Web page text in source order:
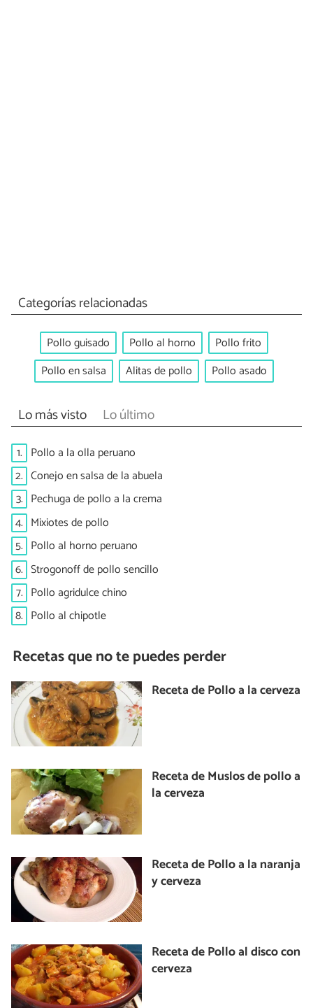
Categorías relacionadas
Pollo guisado Pollo al horno
Pollo frito
Pollo en salsa
Alitas de pollo Pollo asado
Lo más visto Lo último
1. Pollo a la olla peruano
2. Conejo en salsa de la abuela
3. Pechuga de pollo a la crema
4. Mixiotes de pollo
5. Pollo al horno peruano
6. Strogonoff de pollo sencillo
7. Pollo agridulce chino
8. Pollo al chipotle
Recetas que no te puedes perder
Receta de Pollo a la cerveza
Receta de Muslos de pollo a
la cerveza
Receta de Pollo a la naranja
y cerveza
Receta de Pollo al disco con
cerveza